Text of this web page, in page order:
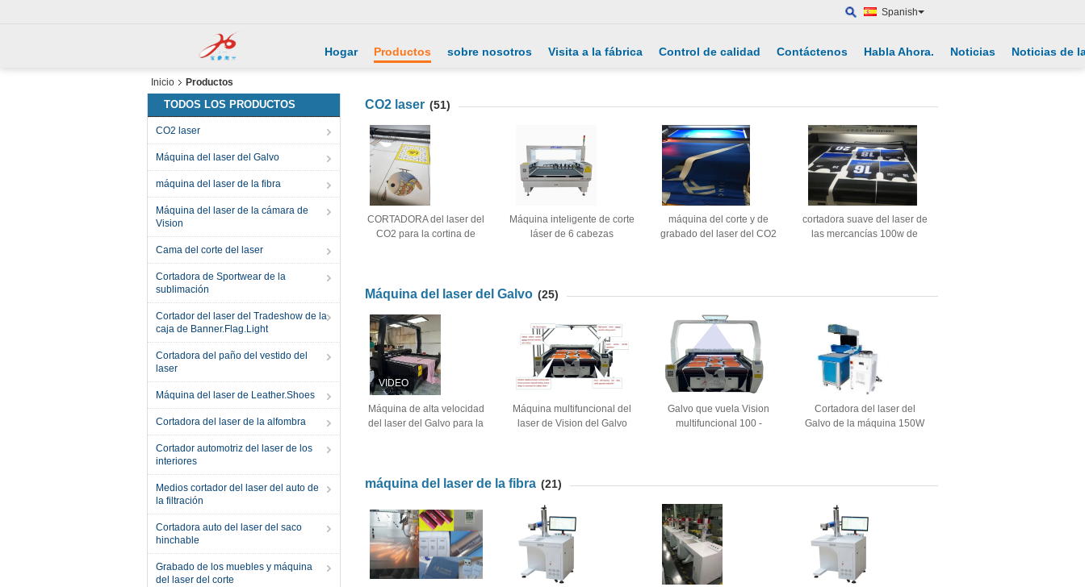
Spanish
Hogar Productos sobre nosotros Visita a la fábrica Control de calidad Contáctenos Habla Ahora. Noticias Noticias de
Inicio Productos
TODOS LOS PRODUCTOS
CO2 laser
Máquina del laser del Galvo
máquina del laser de la fibra
Máquina del laser de la cámara de
Vision
Cama del corte del laser
Cortadora de Sportwear de la
sublimación
Cortador del laser del Tradeshow de la
caja de Banner.Flag.Light
Cortadora del paño del vestido del
laser
Máquina del laser de Leather.Shoes
Cortadora del laser de la alfombra
Cortador automotriz del laser de los
interiores
Medios cortador del laser del auto de
la filtración
Cortadora auto del laser del saco
hinchable
Grabado de los muebles y máquina
del laser del corte
CO2 laser (51)
CORTADORA del laser del
CO2 para la cortina de
Máquina inteligente de corte
láser de 6 cabezas
máquina del corte y de
grabado del laser del CO2
cortadora suave del laser de
las mercancías 100w de
Máquina del laser del Galvo (25)
Máquina de alta velocidad
del laser del Galvo para la
Máquina multifuncional del
laser de Vision del Galvo
Galvo que vuela Vision
multifuncional 100 -
Cortadora del laser del
Galvo de la máquina 150W
máquina del laser de la fibra (21)